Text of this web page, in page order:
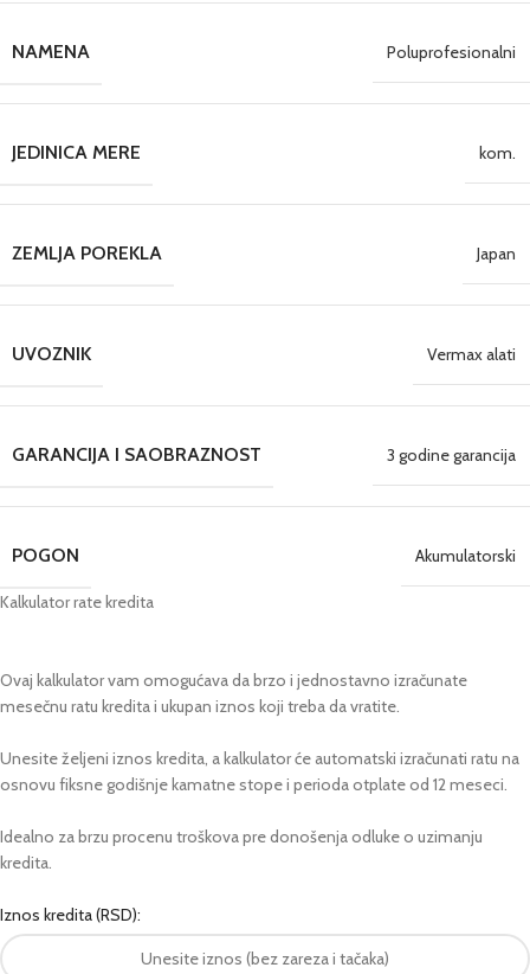
NAMENA Poluprofesionalni
JEDINICA MERE kom.
ZEMLJA POREKLA Japan
UVOZNIK Vermax alati
GARANCIJA I SAOBRAZNOST 3 godine garancija
POGON Akumulatorski
Kalkulator rate kredita
Ovaj kalkulator vam omogućava da brzo i jednostavno izračunate
mesečnu ratu kredita i ukupan iznos koji treba da vratite.
Unesite željeni iznos kredita, a kalkulator će automatski izračunati ratu na
osnovu fiksne godišnje kamatne stope i perioda otplate od 12 meseci.
Idealno za brzu procenu troškova pre donošenja odluke o uzimanju
kredita.
Iznos kredita (RSD):